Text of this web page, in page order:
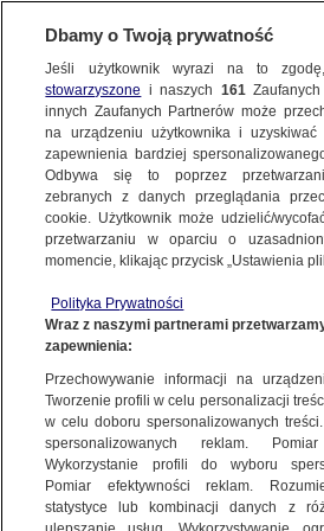
KONTAKT24
Wyślij Materiał
WYŚLIJ MATERIAŁ
NAJNOWSZE
GORĄCE TEMATY
WIĘCEJ
KANAŁY
Dzień dobry!
Jedno konto do
KONTAKT24 | NAJNOWSZE
TĘCZOWA eko-choinka z 12 tysięcy nakrętek
Dbamy o Twoją prywatność
Jeśli użytkownik wyrazi na to
stowarzyszone i naszych 161Zaufanych
innych Zaufanych Partnerów może
na urządzeniu użytkownika i
zapewnienia bardziej
Odbywa się to poprzez
zebranych z danych przeglądania
cookie. Użytkownik może udzielić/
przetwarzaniu w oparciu o
momencie, klikając przycisk „Ustawienia
Polityka Prywatności
Wraz z naszymi partnerami
zapewnienia:
Przechowywanie informacji na
Tworzenie profili w celu personalizacji
w celu doboru spersonalizowanych
spersonalizowanych reklam.
Wykorzystanie profili do wyboru
Pomiar efektywności reklam.
statystyce lub kombinacji danych z